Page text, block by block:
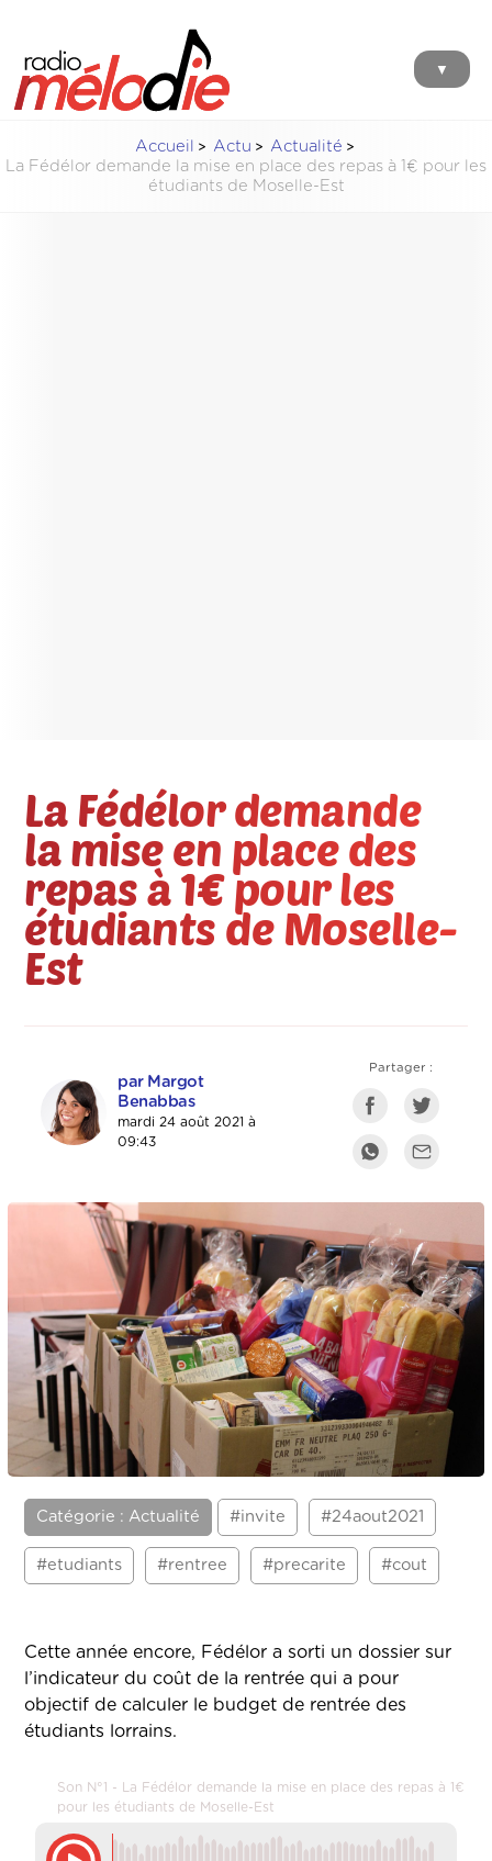
▼
Accueil Actu
Actualité
La Fédélor demande la mise en place des repas à 1€ pour les
étudiants de Moselle-Est
La Fédélor demande
la mise en place des
repas à 1€ pour les
étudiants de Moselle-
Est
par Margot
Benabbas
mardi 24 août 2021 à
09:43
Partager :
Catégorie : Actualité #invite #24aout2021
#etudiants #rentree #precarite #cout
Cette année encore, Fédélor a sorti un dossier sur
l’indicateur du coût de la rentrée qui a pour
objectif de calculer le budget de rentrée des
étudiants lorrains.
Son N°1 - La Fédélor demande la mise en place des repas à 1€
pour les étudiants de Moselle-Est